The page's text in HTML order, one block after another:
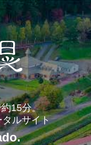
15分。
ルサイト